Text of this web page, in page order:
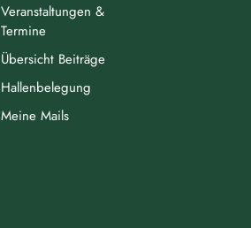
Veranstaltungen &
Termine
Übersicht Beiträge
Hallenbelegung
Meine Mails